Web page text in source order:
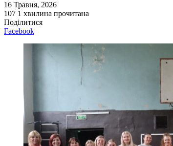
16 Травня, 2026
107 1 хвилина прочитана
Поділитися
Facebook